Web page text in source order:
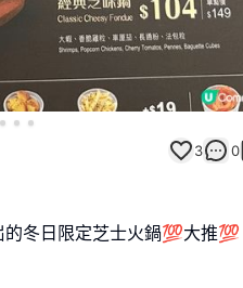
3 0
冬日限定芝士火鍋💯大推💯